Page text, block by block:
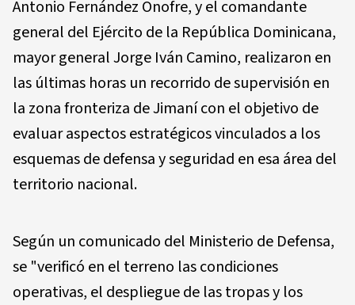
Antonio Fernández Onofre, y el comandante
general del Ejército de la República Dominicana,
mayor general Jorge Iván Camino, realizaron en
las últimas horas un recorrido de supervisión en
la zona fronteriza de Jimaní con el objetivo de
evaluar aspectos estratégicos vinculados a los
esquemas de defensa y seguridad en esa área del
territorio nacional.
Según un comunicado del Ministerio de Defensa,
se "verificó en el terreno las condiciones
operativas, el despliegue de las tropas y los